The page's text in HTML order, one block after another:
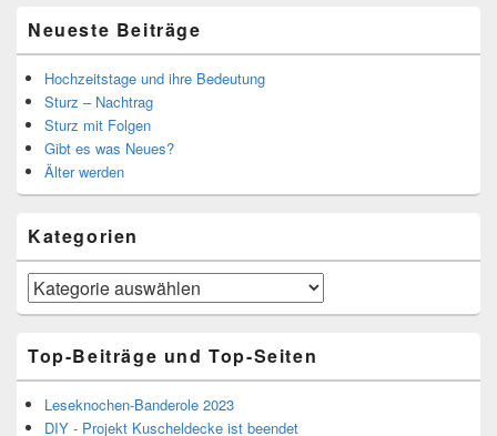
Neueste Beiträge
Hochzeitstage und ihre Bedeutung
Sturz – Nachtrag
Sturz mit Folgen
Gibt es was Neues?
Älter werden
Kategorien
Kategorien
Top-Beiträge und Top-Seiten
Leseknochen-Banderole 2023
DIY - Projekt Kuscheldecke ist beendet